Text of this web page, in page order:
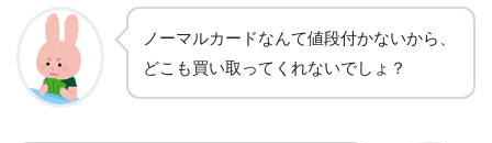
ノーマルカードなんて値段付かないから、
どこも買い取ってくれないでしょ？